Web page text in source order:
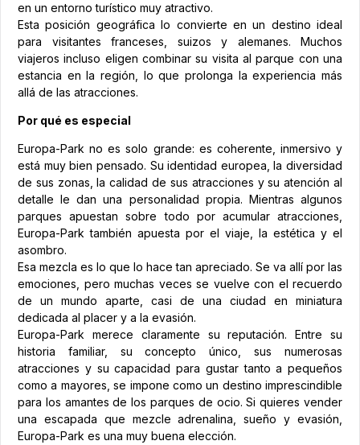
en un entorno turístico muy atractivo.
Esta posición geográfica lo convierte en un destino ideal
para visitantes franceses, suizos y alemanes. Muchos
viajeros incluso eligen combinar su visita al parque con una
estancia en la región, lo que prolonga la experiencia más
allá de las atracciones.
Por qué es especial
Europa-Park no es solo grande: es coherente, inmersivo y
está muy bien pensado. Su identidad europea, la diversidad
de sus zonas, la calidad de sus atracciones y su atención al
detalle le dan una personalidad propia. Mientras algunos
parques apuestan sobre todo por acumular atracciones,
Europa-Park también apuesta por el viaje, la estética y el
asombro.
Esa mezcla es lo que lo hace tan apreciado. Se va allí por las
emociones, pero muchas veces se vuelve con el recuerdo
de un mundo aparte, casi de una ciudad en miniatura
dedicada al placer y a la evasión.
Europa-Park merece claramente su reputación. Entre su
historia familiar, su concepto único, sus numerosas
atracciones y su capacidad para gustar tanto a pequeños
como a mayores, se impone como un destino imprescindible
para los amantes de los parques de ocio. Si quieres vender
una escapada que mezcle adrenalina, sueño y evasión,
Europa-Park es una muy buena elección.